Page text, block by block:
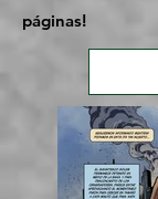
páginas!